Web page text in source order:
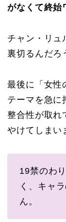
がなくて終始
チャン・リュ
裏切るんだろ
最後に「女性
テーマを急に
整合性が取れ
やけてしまい
19禁のわ
く、キャ
ん。